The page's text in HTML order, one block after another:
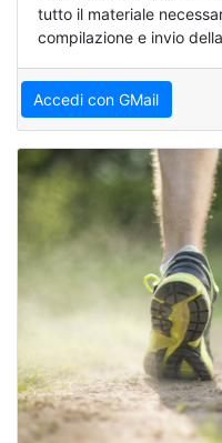
tutto il materiale
compilazione e invio
Accedi con GMail